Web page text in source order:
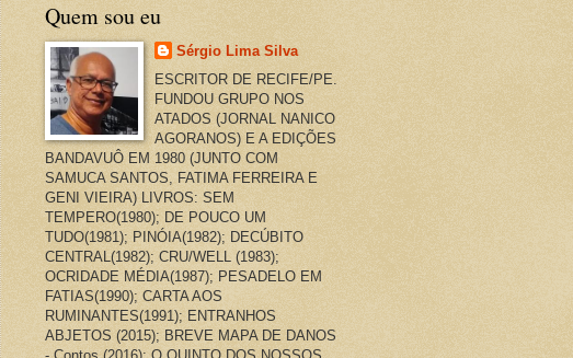
Quem sou eu
Sérgio Lima Silva
ESCRITOR DE RECIFE/PE.
FUNDOU GRUPO NOS
ATADOS (JORNAL NANICO
AGORANOS) E A EDIÇÕES
BANDAVUÔ EM 1980 (JUNTO COM
SAMUCA SANTOS, FATIMA FERREIRA E
GENI VIEIRA) LIVROS: SEM
TEMPERO(1980); DE POUCO UM
TUDO(1981); PINÓIA(1982); DECÚBITO
CENTRAL(1982); CRU/WELL (1983);
OCRIDADE MÉDIA(1987); PESADELO EM
FATIAS(1990); CARTA AOS
RUMINANTES(1991); ENTRANHOS
ABJETOS (2015); BREVE MAPA DE DANOS